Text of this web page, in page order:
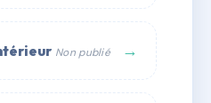
Non publié →